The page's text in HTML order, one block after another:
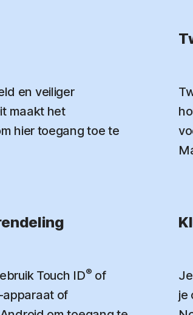
en veiliger
maakt het
hier toegang toe te
Touch ID® of
apparaat of
je